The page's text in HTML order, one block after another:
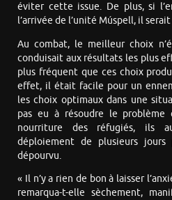
éviter cette issue. De plus, si
l’arrivée de l’unité Múspell, il
Au combat, le meilleur choix
conduisait aux résultats les plus
plus fréquent que ces choix
effet, il était facile pour un
les choix optimaux dans une
pas eu à résoudre le problème
nourriture des réfugiés, ils
déploiement de plusieurs jours
dépourvu.
« Il n’y a rien de bon à laisser
remarqua-t-elle sèchement,